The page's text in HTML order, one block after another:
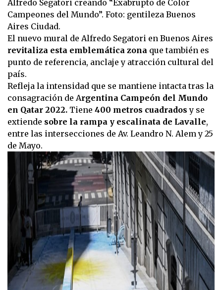
Alfredo Segatori creando “Exabrupto de Color
Campeones del Mundo”. Foto: gentileza Buenos
Aires Ciudad.
El nuevo mural de Alfredo Segatori en Buenos Aires
revitaliza esta emblemática zona que también es
punto de referencia, anclaje y atracción cultural del
país.
Refleja la intensidad que se mantiene intacta tras la
consagración de Argentina Campeón del Mundo
en Qatar 2022. Tiene 400 metros cuadrados y se
extiende sobre la rampa y escalinata de Lavalle,
entre las intersecciones de Av. Leandro N. Alem y 25
de Mayo.